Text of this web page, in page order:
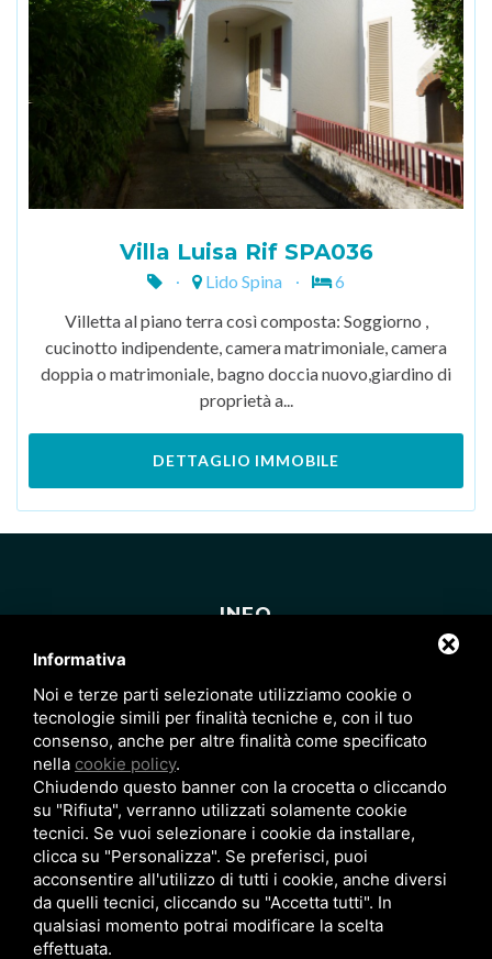
Villa Luisa Rif SPA036
Lido Spina
6
Villetta al piano terra così composta: Soggiorno ,
cucinotto indipendente, camera matrimoniale, camera
doppia o matrimoniale, bagno doccia nuovo,giardino di
proprietà a...
DETTAGLIO IMMOBILE
INFO
Blog
News
Sitemap
Privacy Policy
Note legali
Viale Leonardo Da Vinci, 87 - LIDO SPINA (FE) |
Informativa
Noi e terze parti selezionate utilizziamo cookie o
tecnologie simili per finalità tecniche e, con il tuo
consenso, anche per altre finalità come specificato
nella cookie policy.
Chiudendo questo banner con la crocetta o cliccando
su "Rifiuta", verranno utilizzati solamente cookie
tecnici. Se vuoi selezionare i cookie da installare,
clicca su "Personalizza". Se preferisci, puoi
acconsentire all'utilizzo di tutti i cookie, anche diversi
da quelli tecnici, cliccando su "Accetta tutti". In
qualsiasi momento potrai modificare la scelta
effettuata.